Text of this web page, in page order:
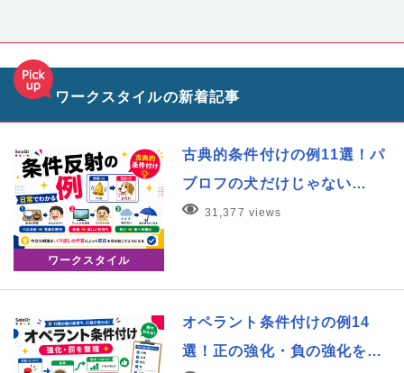
ワークスタイルの新着記事
ワークスタイル
古典的条件付けの例11選！パ
ブロフの犬だけじゃない…
31,377 views
オペラント条件付けの例14
選！正の強化・負の強化を…